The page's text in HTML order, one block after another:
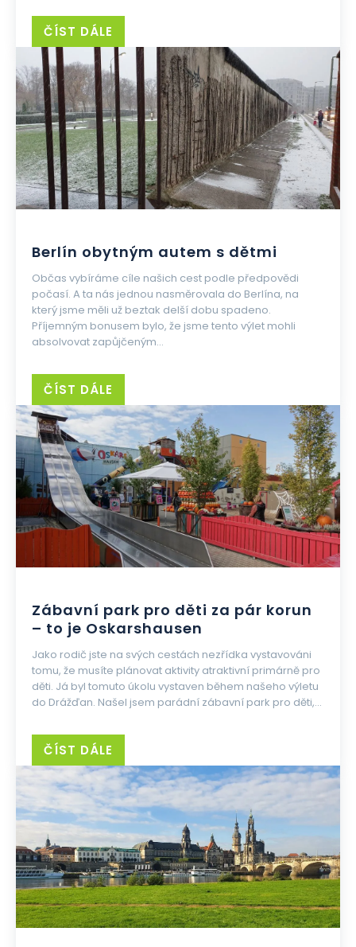
ČÍST DÁLE
Berlín obytným autem s dětmi
Občas vybíráme cíle našich cest podle předpovědi
počasí. A ta nás jednou nasměrovala do Berlína, na
který jsme měli už beztak delší dobu spadeno.
Příjemným bonusem bylo, že jsme tento výlet mohli
absolvovat zapůjčeným...
ČÍST DÁLE
Zábavní park pro děti za pár korun
– to je Oskarshausen
Jako rodič jste na svých cestách nezřídka vystavováni
tomu, že musíte plánovat aktivity atraktivní primárně pro
děti. Já byl tomuto úkolu vystaven během našeho výletu
do Drážďan. Našel jsem parádní zábavní park pro děti,...
ČÍST DÁLE